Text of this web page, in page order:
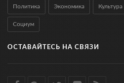
Политика Экономика Культура
Социум
ОСТАВАЙТЕСЬ НА СВЯЗИ